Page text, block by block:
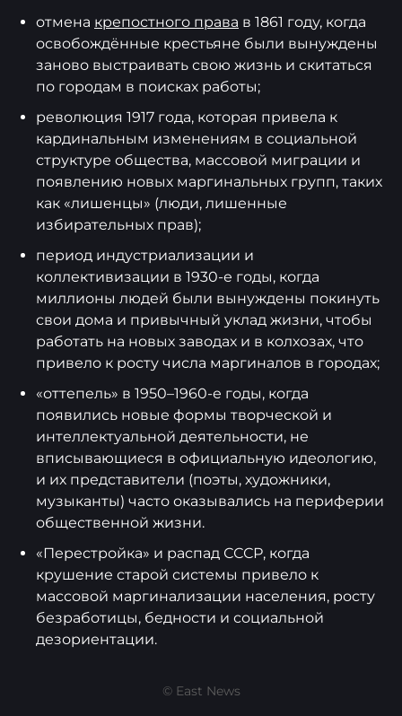
отмена крепостного права в 1861 году, когда
освобождённые крестьяне были вынуждены
заново выстраивать свою жизнь и скитаться
по городам в поисках работы;
революция 1917 года, которая привела к
кардинальным изменениям в социальной
структуре общества, массовой миграции и
появлению новых маргинальных групп, таких
как «лишенцы» (люди, лишенные
избирательных прав);
период индустриализации и
коллективизации в 1930-е годы, когда
миллионы людей были вынуждены покинуть
свои дома и привычный уклад жизни, чтобы
работать на новых заводах и в колхозах, что
привело к росту числа маргиналов в городах;
«оттепель» в 1950–1960-е годы, когда
появились новые формы творческой и
интеллектуальной деятельности, не
вписывающиеся в официальную идеологию,
и их представители (поэты, художники,
музыканты) часто оказывались на периферии
общественной жизни.
«Перестройка» и распад СССР, когда
крушение старой системы привело к
массовой маргинализации населения, росту
безработицы, бедности и социальной
дезориентации.
© East News